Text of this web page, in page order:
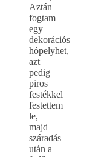
Aztán
fogtam
egy
dekorációs
hópelyhet,
azt
pedig
piros
festékkel
festettem
le,
majd
száradás
után a